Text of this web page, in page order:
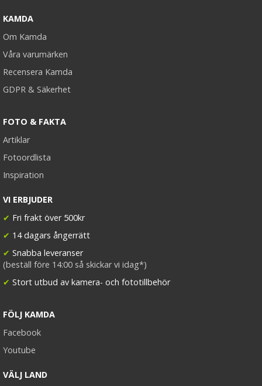
KAMDA
Om Kamda
Våra varumärken
Recensera Kamda
GDPR & Säkerhet
FOTO & FAKTA
Artiklar
Fotoordlista
Inspiration
VI ERBJUDER
✔ Fri frakt över 500kr
✔ 14 dagars ångerrätt
✔ Snabba leveranser
(beställ före 14:00 så skickar vi idag*)
✔ Stort utbud av kamera- och fototillbehör
FÖLJ KAMDA
Facebook
Youtube
VÄLJ LAND